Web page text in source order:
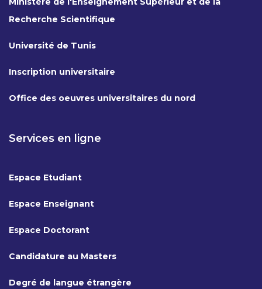
Recherche Scientifique
Université de Tunis
Inscription universitaire
Office des oeuvres universitaires du nord
Services en ligne
Espace Etudiant
Espace Enseignant
Espace Doctorant
Candidature au Masters
Degré de langue étrangère